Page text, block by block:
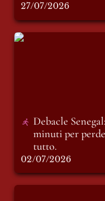
27/07/2026
Debacle Senegal:
Debacle
minuti per
tutto.
02/07/2026